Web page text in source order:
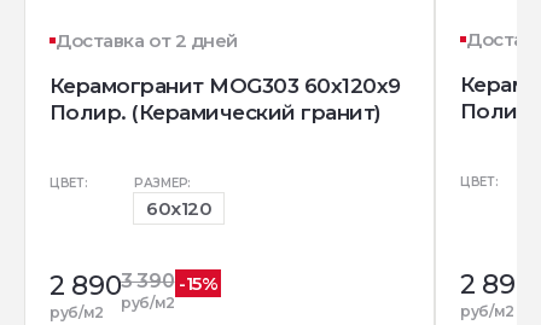
Доставка от 2 дней
Керамогранит MOG303 60x120x9
Полир. (Керамический гранит)
ЦВЕТ: РАЗМЕР:
60x120
2 890
руб/м2
3 390
руб/м2
-15%
Полир.
ЦВЕТ:
2 890
руб/м2